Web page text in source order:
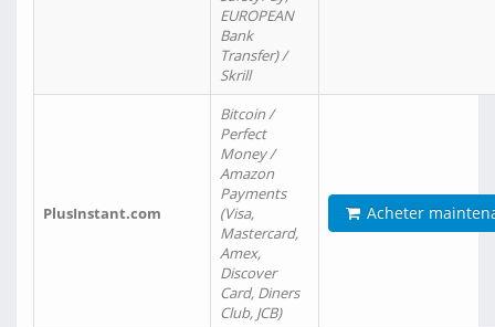
EUROPEAN
Bank
Transfer) /
Skrill
PlusInstant.com
Bitcoin /
Perfect
Money /
Amazon
Payments
(Visa,
Mastercard,
Amex,
Discover
Card, Diners
Club, JCB)
Acheter